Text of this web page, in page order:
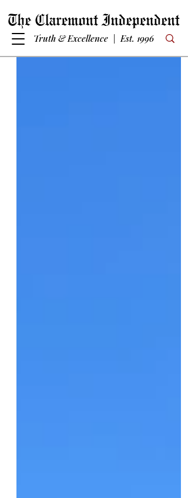
Truth & Excellence | Est. 1996